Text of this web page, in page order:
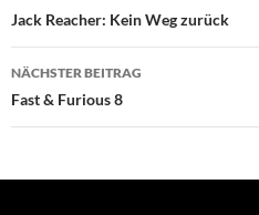
Jack Reacher: Kein Weg zurück
NÄCHSTER BEITRAG
Fast & Furious 8